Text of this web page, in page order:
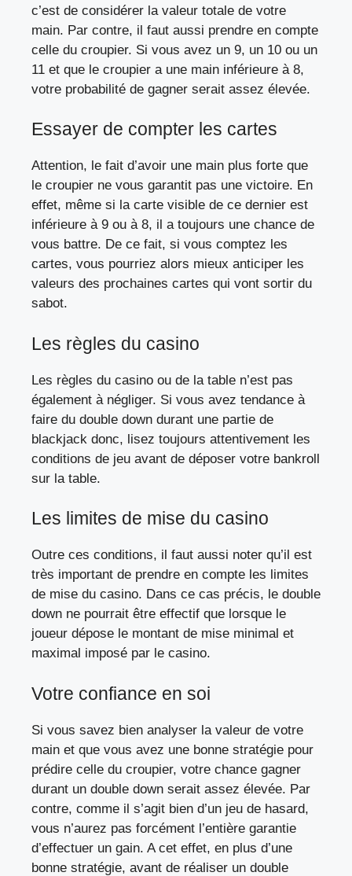
c’est de considérer la valeur totale de votre
main. Par contre, il faut aussi prendre en compte
celle du croupier. Si vous avez un 9, un 10 ou un
11 et que le croupier a une main inférieure à 8,
votre probabilité de gagner serait assez élevée.
Essayer de compter les cartes
Attention, le fait d’avoir une main plus forte que
le croupier ne vous garantit pas une victoire. En
effet, même si la carte visible de ce dernier est
inférieure à 9 ou à 8, il a toujours une chance de
vous battre. De ce fait, si vous comptez les
cartes, vous pourriez alors mieux anticiper les
valeurs des prochaines cartes qui vont sortir du
sabot.
Les règles du casino
Les règles du casino ou de la table n’est pas
également à négliger. Si vous avez tendance à
faire du double down durant une partie de
blackjack donc, lisez toujours attentivement les
conditions de jeu avant de déposer votre bankroll
sur la table.
Les limites de mise du casino
Outre ces conditions, il faut aussi noter qu’il est
très important de prendre en compte les limites
de mise du casino. Dans ce cas précis, le double
down ne pourrait être effectif que lorsque le
joueur dépose le montant de mise minimal et
maximal imposé par le casino.
Votre confiance en soi
Si vous savez bien analyser la valeur de votre
main et que vous avez une bonne stratégie pour
prédire celle du croupier, votre chance gagner
durant un double down serait assez élevée. Par
contre, comme il s’agit bien d’un jeu de hasard,
vous n’aurez pas forcément l’entière garantie
d’effectuer un gain. A cet effet, en plus d’une
bonne stratégie, avant de réaliser un double